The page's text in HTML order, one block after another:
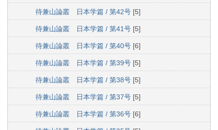
待兼山論叢 日本学篇 / 第42号 [5]
待兼山論叢 日本学篇 / 第41号 [5]
待兼山論叢 日本学篇 / 第40号 [6]
待兼山論叢 日本学篇 / 第39号 [5]
待兼山論叢 日本学篇 / 第38号 [5]
待兼山論叢 日本学篇 / 第37号 [5]
待兼山論叢 日本学篇 / 第36号 [6]